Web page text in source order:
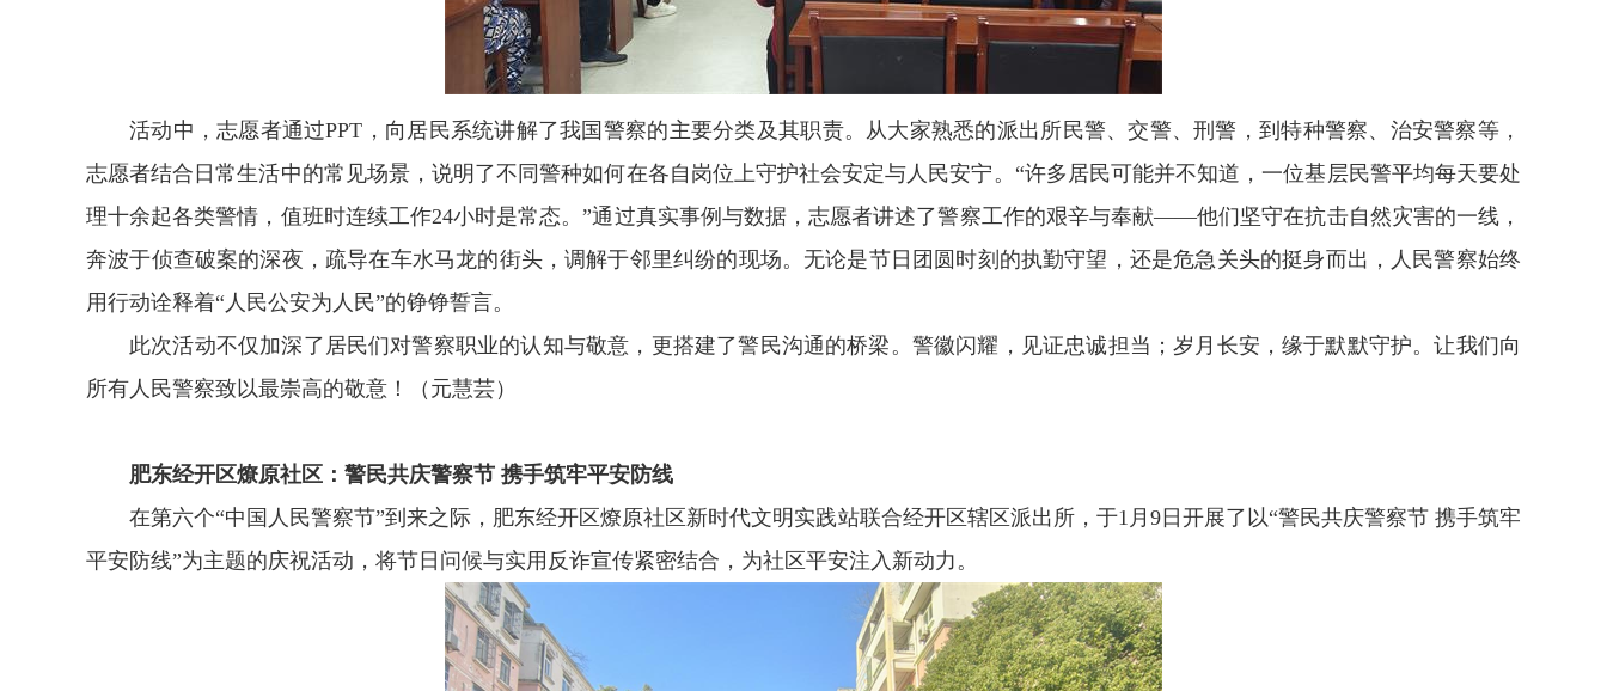
活动中，志愿者通过PPT，向居民系统讲解了我国警察的主要分类及其职责。从大家熟悉的派出所民警、交警、刑警，到特种警察、治安警察等，
志愿者结合日常生活中的常见场景，说明了不同警种如何在各自岗位上守护社会安定与人民安宁。“许多居民可能并不知道，一位基层民警平均每天要处
理十余起各类警情，值班时连续工作24小时是常态。”通过真实事例与数据，志愿者讲述了警察工作的艰辛与奉献——他们坚守在抗击自然灾害的一线，
奔波于侦查破案的深夜，疏导在车水马龙的街头，调解于邻里纠纷的现场。无论是节日团圆时刻的执勤守望，还是危急关头的挺身而出，人民警察始终
用行动诠释着“人民公安为人民”的铮铮誓言。
此次活动不仅加深了居民们对警察职业的认知与敬意，更搭建了警民沟通的桥梁。警徽闪耀，见证忠诚担当；岁月长安，缘于默默守护。让我们向
所有人民警察致以最崇高的敬意！（元慧芸）
肥东经开区燎原社区：警民共庆警察节 携手筑牢平安防线
在第六个“中国人民警察节”到来之际，肥东经开区燎原社区新时代文明实践站联合经开区辖区派出所，于1月9日开展了以“警民共庆警察节 携手筑牢
平安防线”为主题的庆祝活动，将节日问候与实用反诈宣传紧密结合，为社区平安注入新动力。